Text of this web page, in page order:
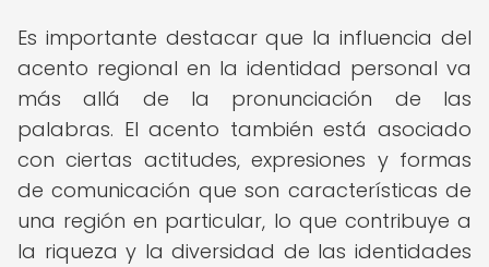
Es importante destacar que la influencia del
acento regional en la identidad personal va
más allá de la pronunciación de las
palabras. El acento también está asociado
con ciertas actitudes, expresiones y formas
de comunicación que son características de
una región en particular, lo que contribuye a
la riqueza y la diversidad de las identidades